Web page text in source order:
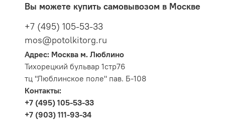
Вы можете купить самовывозом в Москве
+7 (495) 105-53-33
mos@potolkitorg.ru
Адрес: Москва м. Люблино
Тихорецкий бульвар 1стр76
тц "Люблинское поле" пав. Б-108
Контакты:
+7 (495) 105-53-33
+7 (903) 111-93-34